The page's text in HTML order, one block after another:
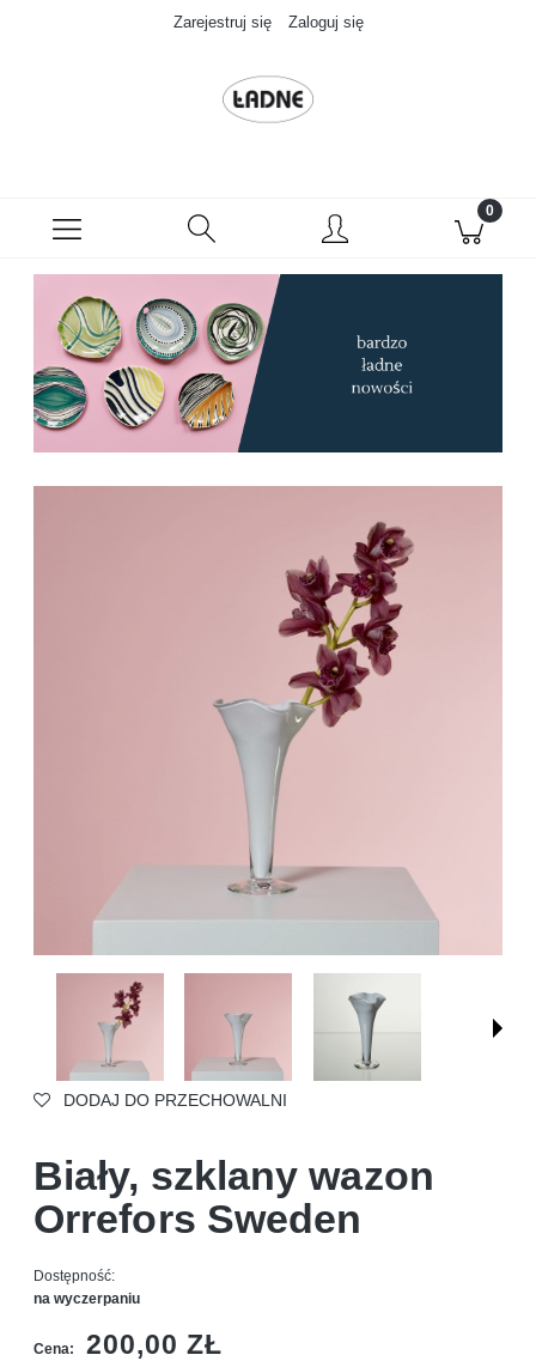
Zarejestruj się Zaloguj się
DODAJ DO PRZECHOWALNI
Biały, szklany wazon
Orrefors Sweden
Dostępność:
na wyczerpaniu
Cena: 200,00 ZŁ